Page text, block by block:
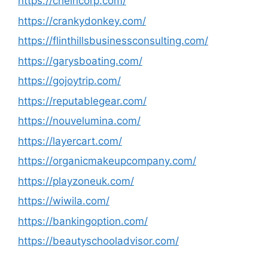
https://crankydonkey.com/
https://flinthillsbusinessconsulting.com/
https://garysboating.com/
https://gojoytrip.com/
https://reputablegear.com/
https://nouvelumina.com/
https://layercart.com/
https://organicmakeupcompany.com/
https://playzoneuk.com/
https://wiwila.com/
https://bankingoption.com/
https://beautyschooladvisor.com/